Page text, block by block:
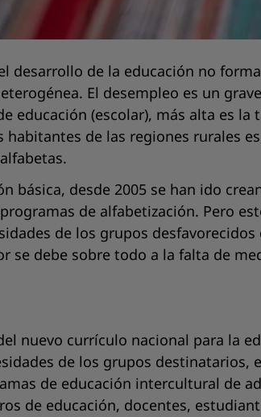
de la educación no
El desempleo es un
educación (escolar), más alta es la
de las regiones rurales
desde 2005 se han ido
de alfabetización. Pero
de los grupos
debe sobre todo a la falta de
nuevo currículo nacional para la
de los grupos destinatarios,
de educación intercultural de
de educación, docentes,